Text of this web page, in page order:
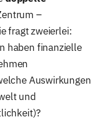
–
fragt zweierlei:
haben finanzielle
Auswirkungen
und